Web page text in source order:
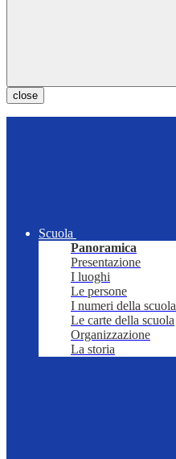
close
Scuola
Panoramica
Presentazione
I luoghi
Le persone
I numeri della scuola
Le carte della scuola
Organizzazione
La storia